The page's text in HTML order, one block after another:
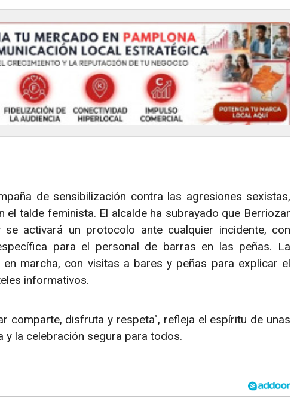
de sensibilización contra las agresiones sexistas,
el talde feminista. El alcalde ha subrayado que Berriozar
activará un protocolo ante cualquier incidente, con
para el personal de barras en las peñas. La
marcha, con visitas a bares y peñas para explicar el
informativos.
comparte, disfruta y respeta", refleja el espíritu de unas
y la celebración segura para todos.